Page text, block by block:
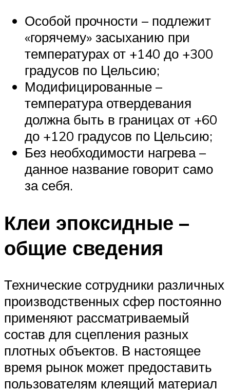
Особой прочности – подлежит
«горячему» засыханию при
температурах от +140 до +300
градусов по Цельсию;
Модифицированные –
температура отвердевания
должна быть в границах от +60
до +120 градусов по Цельсию;
Без необходимости нагрева –
данное название говорит само
за себя.
Клеи эпоксидные –
общие сведения
Технические сотрудники различных
производственных сфер постоянно
применяют рассматриваемый
состав для сцепления разных
плотных объектов. В настоящее
время рынок может предоставить
пользователям клеящий материал